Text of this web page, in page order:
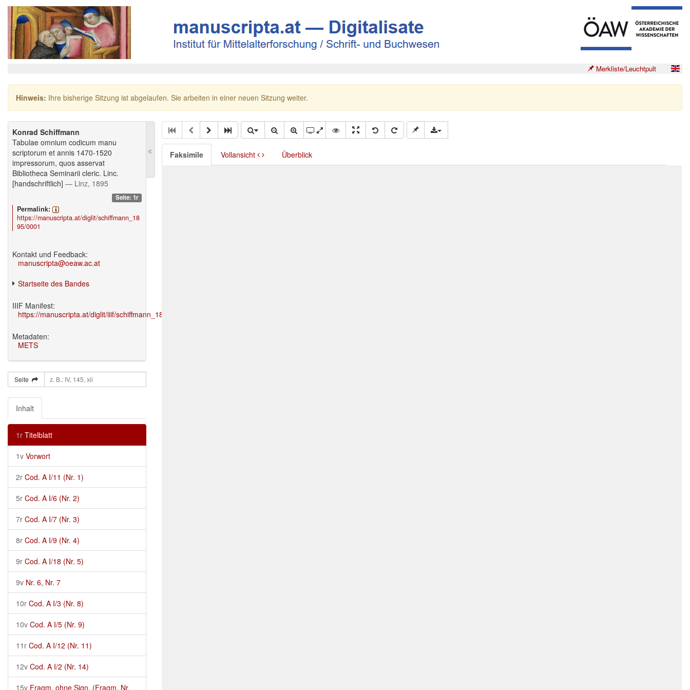
Merkliste/Leuchtpult
Hinweis: Ihre bisherige Sitzung ist abgelaufen. Sie arbeiten in einer neuen Sitzung weiter.
Konrad Schiffmann
Tabulae omnium codicum manu
scriptorum et annis 1470-1520
impressorum, quos asservat
Bibliotheca Seminarii cleric. Linc.
[handschriftlich] — Linz, 1895
Seite: 1r
Permalink:
https://manuscripta.at/diglit/schiffmann_18
95/0001
Kontakt und Feedback:
manuscripta@oeaw.ac.at
Startseite des Bandes
IIIF Manifest:
https://manuscripta.at/diglit/iiif/schiffmann_1895/manifest.json
Metadaten:
METS
Seite
Inhalt
1r Titelblatt
1v Vorwort
2r Cod. A I/11 (Nr. 1)
5r Cod. A I/6 (Nr. 2)
7r Cod. A I/7 (Nr. 3)
8r Cod. A I/9 (Nr. 4)
9r Cod. A I/18 (Nr. 5)
9v Nr. 6, Nr. 7
10r Cod. A I/3 (Nr. 8)
10v Cod. A I/5 (Nr. 9)
11r Cod. A I/12 (Nr. 11)
12v Cod. A I/2 (Nr. 14)
15v Fragm. ohne Sign. (Fragm. Nr.
Faksimile Vollansicht Überblick